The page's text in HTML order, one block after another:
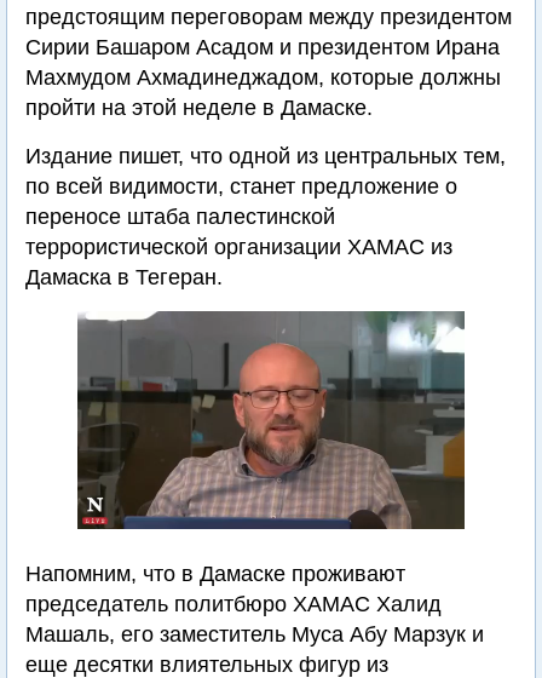
предстоящим переговорам между президентом
Сирии Башаром Асадом и президентом Ирана
Махмудом Ахмадинеджадом, которые должны
пройти на этой неделе в Дамаске.
Издание пишет, что одной из центральных тем,
по всей видимости, станет предложение о
переносе штаба палестинской
террористической организации ХАМАС из
Дамаска в Тегеран.
Напомним, что в Дамаске проживают
председатель политбюро ХАМАС Халид
Машаль, его заместитель Муса Абу Марзук и
еще десятки влиятельных фигур из